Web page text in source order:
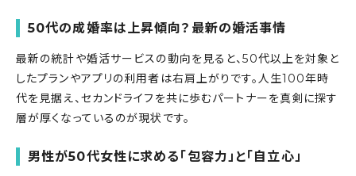
50代の成婚率は上昇傾向？最新の婚活事情
最新の統計や婚活サービスの動向を見ると、50代以上を対象と
したプランやアプリの利用者は右肩上がりです。人生100年時
代を見据え、セカンドライフを共に歩むパートナーを真剣に探す
層が厚くなっているのが現状です。
男性が50代女性に求める「包容力」と「自立心」